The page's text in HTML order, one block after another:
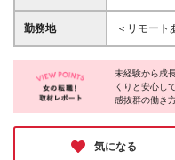
り、SNS
り取りで
方にぴったりです！ 【こん
いです！】
る方 ◎感謝
付けて成長
方 ◎じっ
～553,105円
当は、別
の社内業務
援・評価す
意しています。 ◎現場管理手当／チ
件営業時に
勤務地
＜リモート
葉・埼玉のプロジェ
トの併用割
望を最大限
歓迎（引越費規定内
鴨1-4-7 MKビル5F （変更の範囲
連勤務地
未経験から成
くりと安心し
感抜群の働き
祝休】【残業
す。さらに【
帰実績多数】
す。安心して
気になる